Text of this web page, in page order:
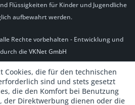
Flüssigkeiten für Kinder und Jugendliche
aufbewahrt werden.
Rechte vorbehalten - Entwicklung und
dieVKNet GmbH
Cookies, die für den technischen
sind und stets gesetzt
die den Komfort bei Benutzung
der Direktwerbung dienen oder die